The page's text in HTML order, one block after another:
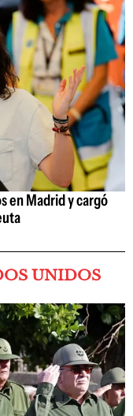
en Madrid y cargó
UNIDOS